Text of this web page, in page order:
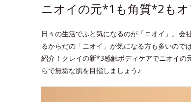
ニオイの元*1も角質*2も
日々の生活でふと気になるのが「ニオイ」。会
るからだの「ニオイ」が気になる方も多いので
紹介！クレイの新*3感触ボディケアでニオイの
らで無垢な肌を目指しましょう♪